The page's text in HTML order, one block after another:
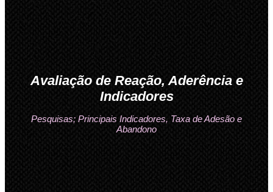
Avaliação de Reação, Aderência e
Indicadores
Pesquisas; Principais Indicadores, Taxa de Adesão e
Abandono